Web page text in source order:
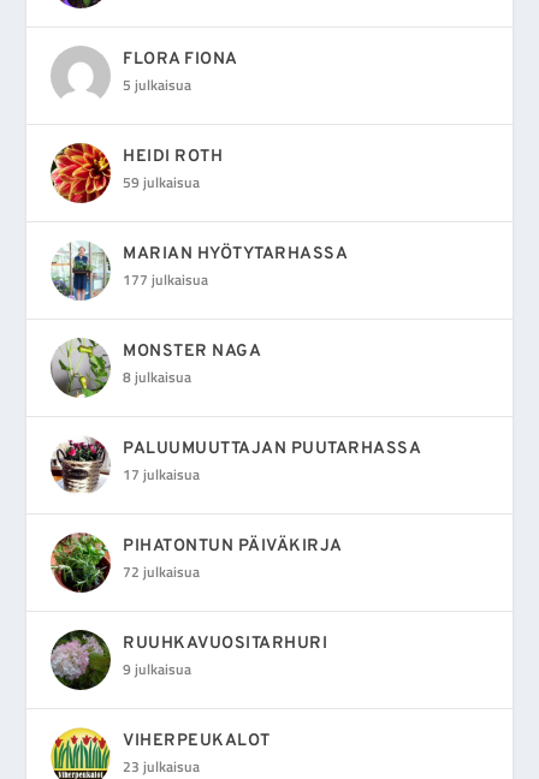
FLORA FIONA
5 julkaisua
HEIDI ROTH
59 julkaisua
MARIAN HYÖTYTARHASSA
177 julkaisua
MONSTER NAGA
8 julkaisua
PALUUMUUTTAJAN PUUTARHASSA
17 julkaisua
PIHATONTUN PÄIVÄKIRJA
72 julkaisua
RUUHKAVUOSITARHURI
9 julkaisua
VIHERPEUKALOT
23 julkaisua